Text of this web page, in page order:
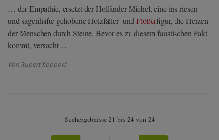
… der Empathie, ersetzt der Holländer-Michel, eine ins riesen-
und sagenhafte gehobene Holzfäller- und Flößerfigur, die Herzen
der Menschen durch Steine. Bevor es zu diesem faustischen Pakt
kommt, versucht…
Von Rupert Koppold
Suchergebnisse 21 bis 24 von 24